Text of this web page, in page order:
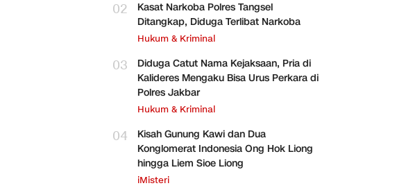
02
Kasat Narkoba Polres Tangsel
Ditangkap, Diduga Terlibat Narkoba
Hukum & Kriminal
03
Diduga Catut Nama Kejaksaan, Pria di
Kalideres Mengaku Bisa Urus Perkara di
Polres Jakbar
Hukum & Kriminal
04
Kisah Gunung Kawi dan Dua
Konglomerat Indonesia Ong Hok Liong
hingga Liem Sioe Liong
iMisteri